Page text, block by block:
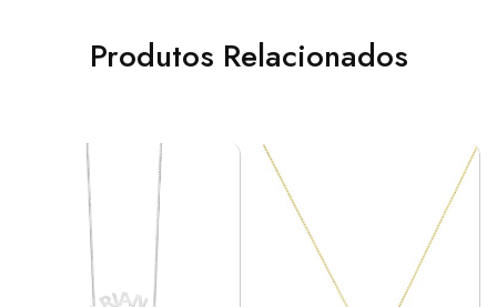
Produtos Relacionados